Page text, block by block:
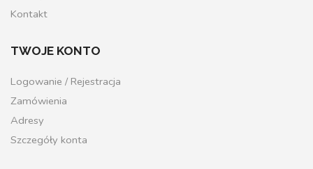
Kontakt
TWOJE KONTO
Logowanie / Rejestracja
Zamówienia
Adresy
Szczegóły konta